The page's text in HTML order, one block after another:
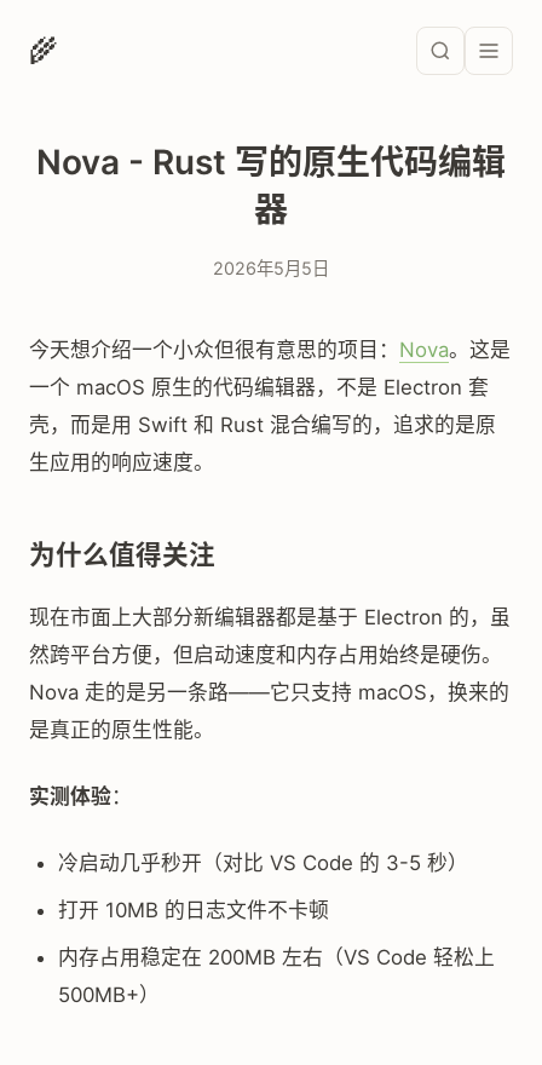
🌾
Nova - Rust 写的原生代码编辑
器
2026年5月5日
今天想介绍一个小众但很有意思的项目： Nova。这是
一个 macOS 原生的代码编辑器，不是 Electron 套
壳，而是用 Swift 和 Rust 混合编写的，追求的是原
生应用的响应速度。
为什么值得关注
现在市面上大部分新编辑器都是基于 Electron 的，虽
然跨平台方便，但启动速度和内存占用始终是硬伤。
Nova 走的是另一条路——它只支持 macOS，换来的
是真正的原生性能。
实测体验：
冷启动几乎秒开（对比 VS Code 的 3-5 秒）
打开 10MB 的日志文件不卡顿
内存占用稳定在 200MB 左右（VS Code 轻松上
500MB+）